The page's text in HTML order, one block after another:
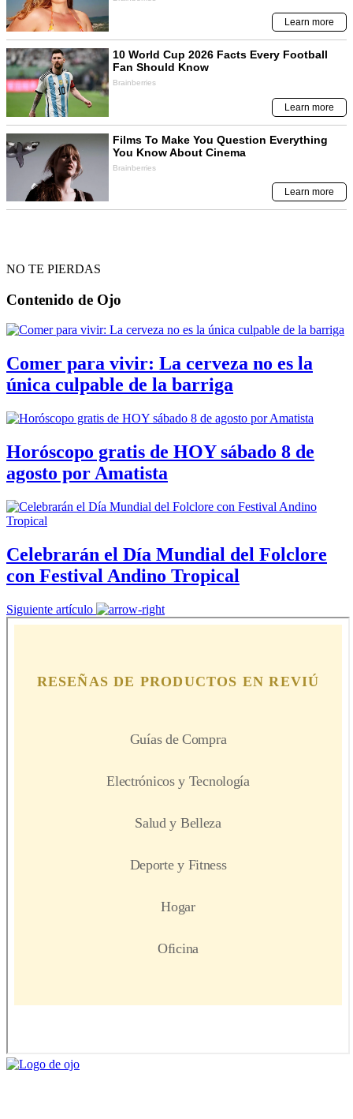
NO TE PIERDAS
Contenido de Ojo
Comer para vivir: La cerveza no es la
única culpable de la barriga
Horóscopo gratis de HOY sábado 8 de
agosto por Amatista
Celebrarán el Día Mundial del Folclore
con Festival Andino Tropical
Siguiente artículo